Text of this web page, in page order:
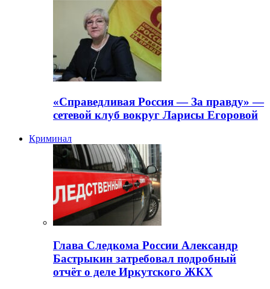
«Справедливая Россия — За правду» —
сетевой клуб вокруг Ларисы Егоровой
Криминал
Глава Следкома России Александр
Бастрыкин затребовал подробный
отчёт о деле Иркутского ЖКХ